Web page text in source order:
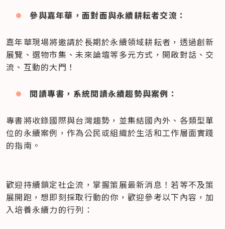
參與嘉年華，面對面與永續耕耘者交流：
嘉年華現場將邀請於長期於永續領域耕耘者，透過創新
展覽、選物市集、未來論壇等多元方式，開啟對話、交
流、互動的大門！
閱讀專書，系統閱讀永續趨勢與案例：
專書將收錄國際與台灣趨勢，並集結國內外、各類型單
位的永續案例，作為公民或組織於生活和工作層面實踐
的指南。
歡迎持續鎖定社企流，掌握策展最新消息！若等不及策
展開跑，想即刻採取行動的你，歡迎參考以下內容，加
入培養永續力的行列：